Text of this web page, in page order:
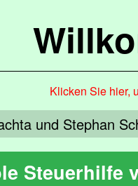
Klicken Sie hier,
und Stephan
Steuerhilfe